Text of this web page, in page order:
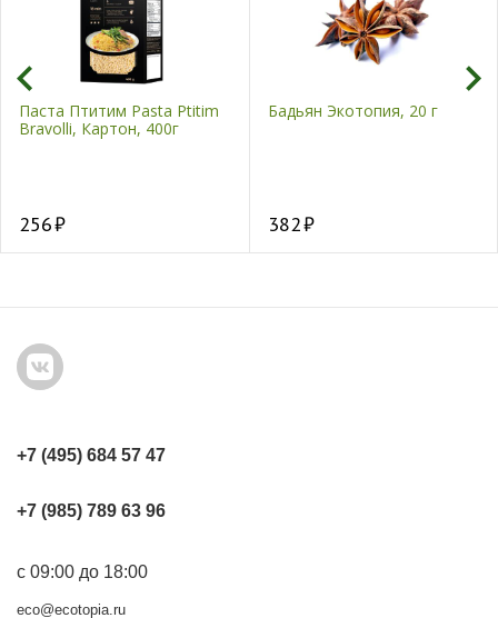
Паста Птитим Pasta Ptitim
Bravolli, Картон, 400г
256
Бадьян Экотопия, 20 г
382
+7 (495) 684 57 47
+7 (985) 789 63 96
с 09:00 до 18:00
eco@ecotopia.ru